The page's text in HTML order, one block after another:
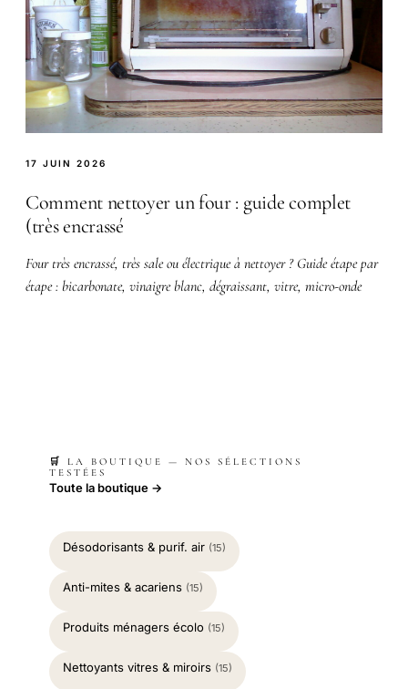
17 JUIN 2026
Comment nettoyer un four : guide complet
(très encrassé
Four très encrassé, très sale ou électrique à nettoyer ? Guide étape par
étape : bicarbonate, vinaigre blanc, dégraissant, vitre, micro-onde
🛒 LA BOUTIQUE — NOS SÉLECTIONS
TESTÉES
Toute la boutique →
Désodorisants & purif. air (15)
Anti-mites & acariens (15)
Produits ménagers écolo (15)
Nettoyants vitres & miroirs (15)